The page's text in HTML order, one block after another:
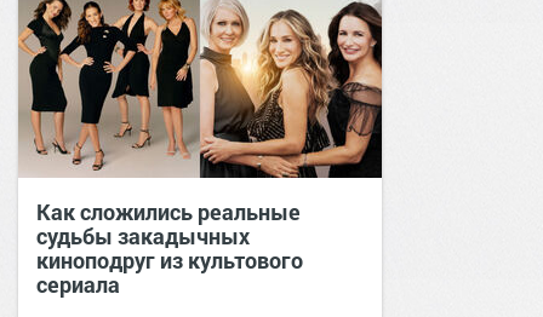
Как сложились реальные
судьбы закадычных
киноподруг из культового
сериала